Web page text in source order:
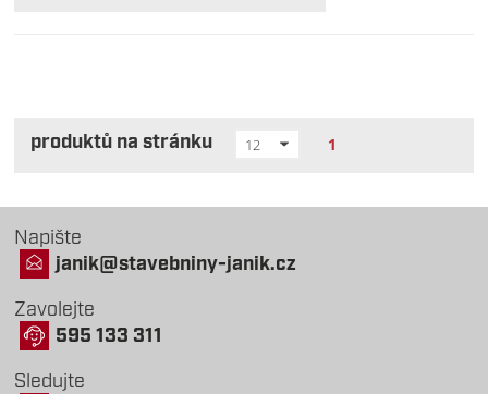
produktů na stránku 12 1
Napište
janik@stavebniny-janik.cz
Zavolejte
595 133 311
Sledujte